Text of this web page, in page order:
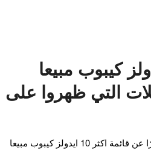
10 ايدولز كيبوب مبيعا
التي ظهروا على
Ktown4U أعلن مؤخرًا عن قائمة اكثر 10 ايدولز كيبوب مبيعا